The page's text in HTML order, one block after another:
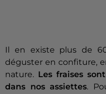
Il en existe plus de
déguster en confiture,
nature. Les fraises
dans nos assiettes.